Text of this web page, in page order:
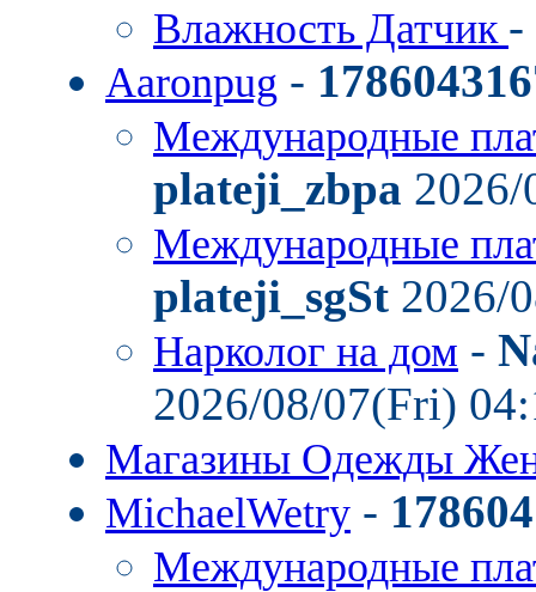
Влажность Датчик -
Aaronpug -
Международные
plateji_zbpa
Международные
plateji_sgSt 2026/
Нарколог на дом -
2026/08/07(Fri)
Магазины Одежды
MichaelWetry -
Международные